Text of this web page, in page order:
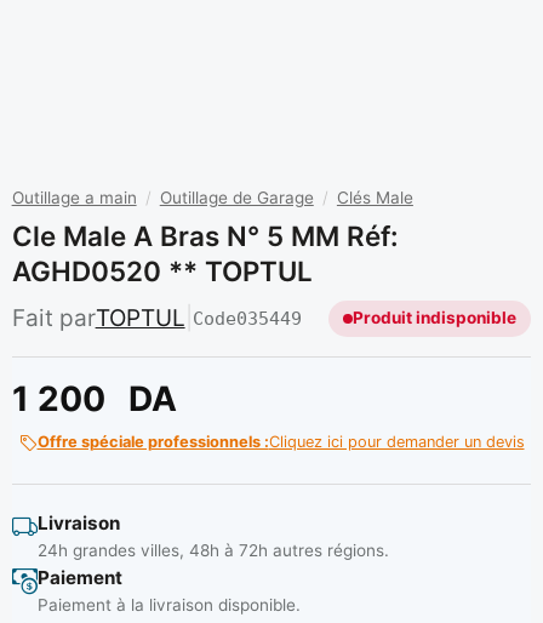
Outillage a main / Outillage de Garage / Clés Male
Cle Male A Bras N° 5 MM Réf:
AGHD0520 ** TOPTUL
Fait parTOPTUL Code035449 Produit indisponible
1 200 DA
Offre spéciale professionnels :Cliquez ici pour demander un devis
Livraison
24h grandes villes, 48h à 72h autres régions.
Paiement
Paiement à la livraison disponible.